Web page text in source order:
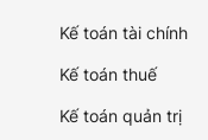
Kế toán tài chính
Kế toán thuế
Kế toán quản trị